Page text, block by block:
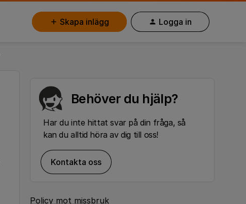
Skapa inlägg Logga in
Behöver du hjälp?
Har du inte hittat svar på din fråga, så
kan du alltid höra av dig till oss!
Kontakta oss
Policy mot missbruk